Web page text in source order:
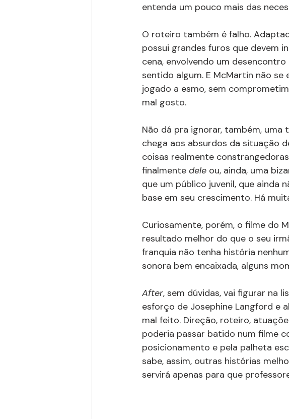
entenda um pouco mais das
O roteiro também é falho.
possui grandes furos que devem
cena, envolvendo um
sentido algum. E McMartin não
jogado a esmo, sem
mal gosto.
Não dá pra ignorar, também,
chega aos absurdos da situação
coisas realmente
finalmente dele ou, ainda, uma
que um público juvenil, que ainda
base em seu crescimento. Há
Curiosamente, porém, o filme do
resultado melhor do que o seu
franquia não tenha história
sonora bem encaixada, alguns
After, sem dúvidas, vai figurar na
esforço de Josephine Langford e
mal feito. Direção, roteiro,
poderia passar batido num filme
posicionamento e pela palheta
sabe, assim, outras histórias
servirá apenas para que